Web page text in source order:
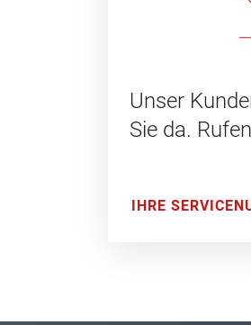
Unser
Sie da.
IHRE